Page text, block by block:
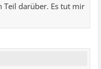
Teil darüber. Es tut mir